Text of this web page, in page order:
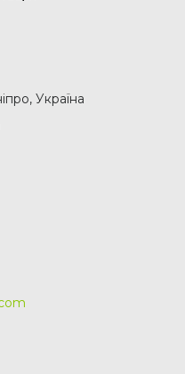
Україна